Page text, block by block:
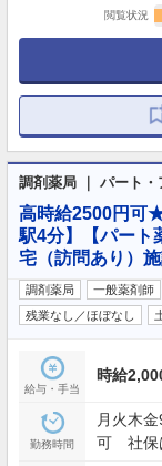
閲覧状況
調剤薬局 ｜ パート・
高時給2500円可
駅4分】【パート
宅（訪問あり）
調剤薬局 一般薬剤師
残業なし／ほぼなし
給与・手当
時給
勤務時間
月火木
可 社保